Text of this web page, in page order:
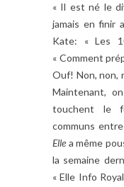
« Il est né le
jamais en finir
Kate: « Les
« Comment
Ouf! Non, non,
Maintenant,
touchent le
communs
Elle a même
la semaine
« Elle Info